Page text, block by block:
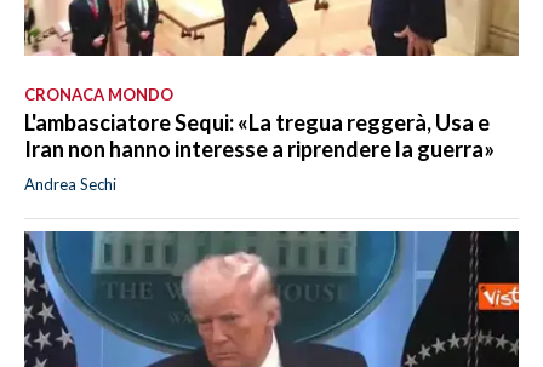
CRONACA MONDO
L'ambasciatore Sequi: «La tregua reggerà, Usa e
Iran non hanno interesse a riprendere la guerra»
Andrea Sechi